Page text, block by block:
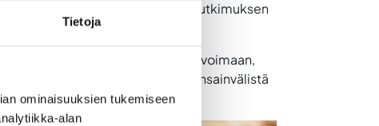
Tietoja
ominaisuuksien tukemiseen
alan
eksponentiaaliseen kasvuun. Tutkimuksen
kasvuun tarvittavaan työvoimaan,
juuri tällaista skaalautuvaa, kansainvälistä